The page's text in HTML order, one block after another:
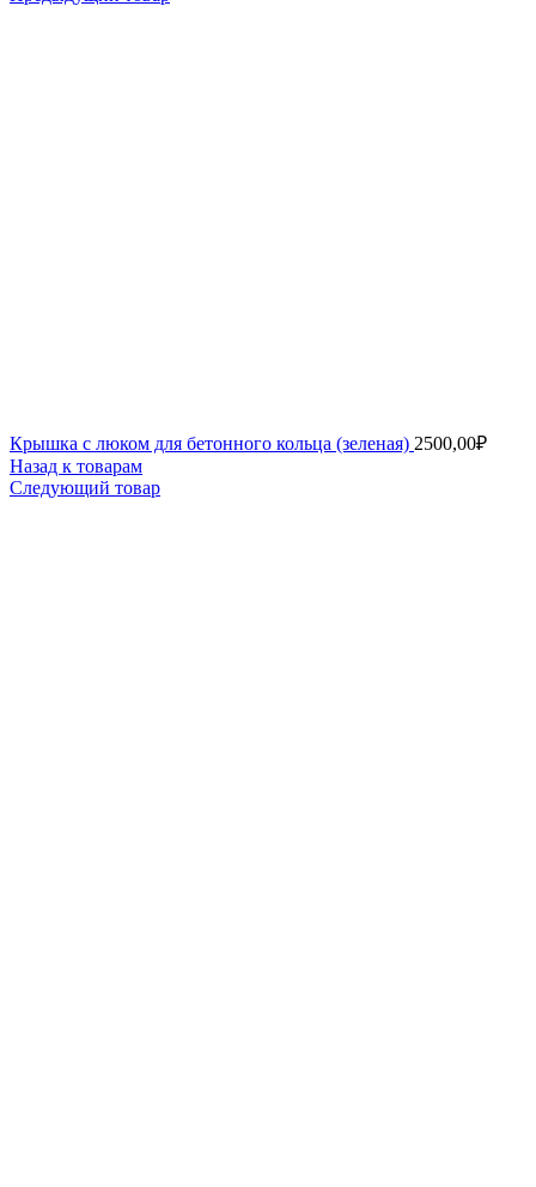
Крышка с люком для бетонного кольца (зеленая) 2500,00₽
Назад к товарам
Следующий товар